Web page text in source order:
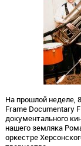
На прошлой неделе,
Frame Documentary
документального
нашего земляка
оркестре